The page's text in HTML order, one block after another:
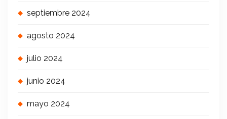
septiembre 2024
agosto 2024
julio 2024
junio 2024
mayo 2024